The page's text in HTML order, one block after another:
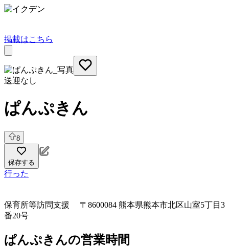
掲載はこちら
送迎なし
ぱんぷきん
8
保存する
行った
保育所等訪問支援 〒8600084 熊本県熊本市北区山室5丁目3
番20号
ぱんぷきんの営業時間